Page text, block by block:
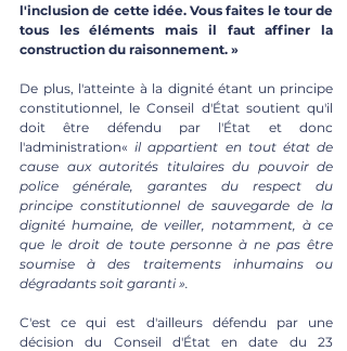
l'inclusion de cette idée. Vous faites le tour de
tous les éléments mais il faut affiner la
construction du raisonnement. »
De plus, l'atteinte à la dignité étant un principe
constitutionnel, le Conseil d'État soutient qu'il
doit être défendu par l'État et donc
l'administration« il appartient en tout état de
cause aux autorités titulaires du pouvoir de
police générale, garantes du respect du
principe constitutionnel de sauvegarde de la
dignité humaine, de veiller, notamment, à ce
que le droit de toute personne à ne pas être
soumise à des traitements inhumains ou
dégradants soit garanti ».
C'est ce qui est d'ailleurs défendu par une
décision du Conseil d'État en date du 23